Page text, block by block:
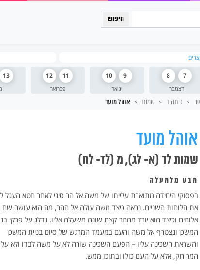
דצמבר
7
8
ינואר
9
10
פברואר
11
12
13
כיתה ד שמות אוהל מועד
אוהל מועד
שמות לד (א- לג), מ (לד- לח)
מבט מלמעלה
בפסוקי היחידה מתוארת עלייתו של משה אל הר סיני לאחר חטא העגל
את הלוחות השניים. נראה כיצד משה עולה אל ההר, מה הוא עושה שם
אלוהים וכיצד הוא יורד מההר קצת שונה משעלה אליו. נדלג על פרקי
המשכן ונצטרף אל משה והעם במעמד המרגש של סיום בניית המשכן
והשראת השכינה עליו – הפעם השכינה שורה לא על משה לבדו ולא
המרוחק, אלא על העם כולו ובתוכו ממש.